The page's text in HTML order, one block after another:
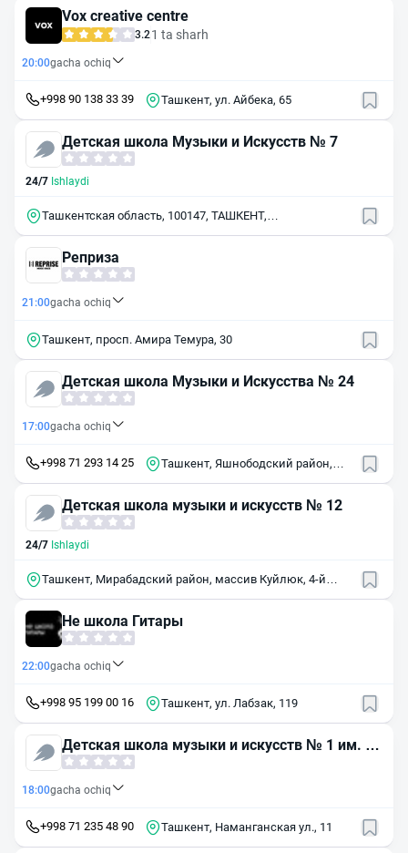
Vox creative centre
3.2 1 ta sharh
20:00gacha ochiq
+998 90 138 33 39 Ташкент, ул. Айбека, 65
Детская школа Музыки и Искусств № 7
24/7 Ishlaydi
Ташкентская область, 100147, ТАШКЕНТ,
МУСАХАНОВА, 13 А
Реприза
21:00gacha ochiq
Ташкент, просп. Амира Темура, 30
Детская школа Музыки и Искусства № 24
17:00gacha ochiq
+998 71 293 14 25
Ташкент, Яшнободский район,
Детская школа музыки и искусств № 12
24/7 Ishlaydi
Ташкент, Мирабадский район, массив Куйлюк, 4-й
Не школа Гитары
22:00gacha ochiq
+998 95 199 00 16 Ташкент, ул. Лабзак, 119
Детская школа музыки и искусств № 1 им. Т.
Садыкова
18:00gacha ochiq
+998 71 235 48 90 Ташкент, Наманганская ул., 11